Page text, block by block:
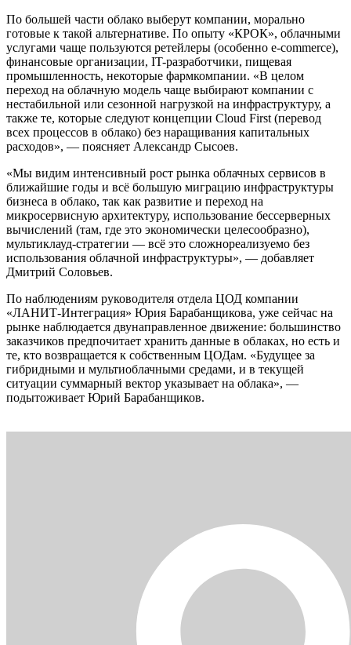
По большей части облако выберут компании, морально
готовые к такой альтернативе. По опыту «КРОК», облачными
услугами чаще пользуются ретейлеры (особенно e-commerce),
финансовые организации, IT-разработчики, пищевая
промышленность, некоторые фармкомпании. «В целом
переход на облачную модель чаще выбирают компании с
нестабильной или сезонной нагрузкой на инфраструктуру, а
также те, которые следуют концепции Cloud First (перевод
всех процессов в облако) без наращивания капитальных
расходов», — поясняет Александр Сысоев.
«Мы видим интенсивный рост рынка облачных сервисов в
ближайшие годы и всё большую миграцию инфраструктуры
бизнеса в облако, так как развитие и переход на
микросервисную архитектуру, использование бессерверных
вычислений (там, где это экономически целесообразно),
мультиклауд-стратегии — всё это сложнореализуемо без
использования облачной инфраструктуры», — добавляет
Дмитрий Соловьев.
По наблюдениям руководителя отдела ЦОД компании
«ЛАНИТ-Интеграция» Юрия Барабанщикова, уже сейчас на
рынке наблюдается двунаправленное движение: большинство
заказчиков предпочитает хранить данные в облаках, но есть и
те, кто возвращается к собственным ЦОДам. «Будущее за
гибридными и мультиоблачными средами, и в текущей
ситуации суммарный вектор указывает на облака», —
подытоживает Юрий Барабанщиков.